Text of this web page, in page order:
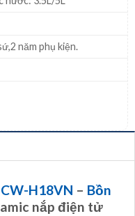
năm phụ kiện.
H18VN – Bồn
nắp điện tử